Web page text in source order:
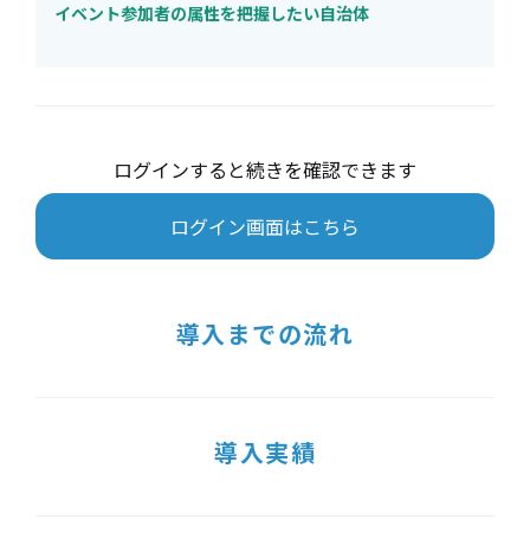
イベント参加者の属性を把握したい自治体
ログインすると続きを確認できます
ログイン画面はこちら
導入までの流れ
導入実績